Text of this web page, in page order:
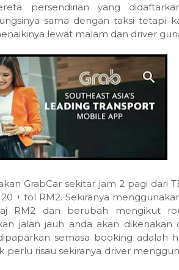
persendirian yang
sama dengan taksi tetapi
lewat malam dan driver
GrabCar sekitar jam 2 pagi dari
+ tol RM2. Sekiranya
RM2 dan berubah mengikut
jalan jauh anda akan
semasa booking adalah
perlu risau sekiranya driver